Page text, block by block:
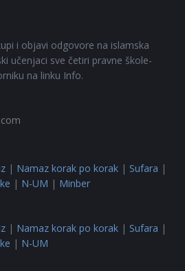
i objavi odgovore na islamska
učenjaci sve četiri pravne škole-
na linku Info.
| Namaz korak po korak | Sufara |
| N-UM | Minber
| Namaz korak po korak | Sufara |
| N-UM